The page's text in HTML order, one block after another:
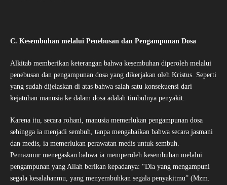
C. Kesembuhan melalui Penebusan dan Pengampunan Dosa
Alkitab memberikan keterangan bahwa kesembuhan diperoleh melalui
penebusan dan pengampunan dosa yang dikerjakan oleh Kristus. Seperti
yang sudah dijelaskan di atas bahwa salah satu konsekuensi dari
kejatuhan manusia ke dalam dosa adalah timbulnya penyakit.
Karena itu, secara rohani, manusia memerlukan pengampunan dosa
sehingga ia menjadi sembuh, tanpa mengabaikan bahwa secara jasmani
dan medis, ia memerlukan perawatan medis untuk sembuh.
Pemazmur menegaskan bahwa ia memperoleh kesembuhan melalui
pengampunan yang Allah berikan kepadanya: “Dia yang mengampuni
segala kesalahanmu, yang menyembuhkan segala penyakitmu” (Mzm.